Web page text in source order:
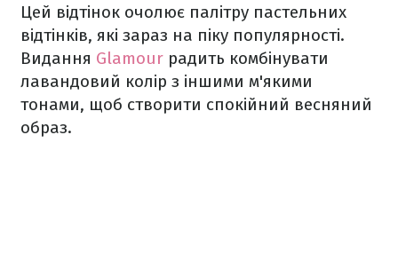
Цей відтінок очолює палітру пастельних
відтінків, які зараз на піку популярності.
Видання Glamour радить комбінувати
лавандовий колір з іншими м'якими
тонами, щоб створити спокійний весняний
образ.